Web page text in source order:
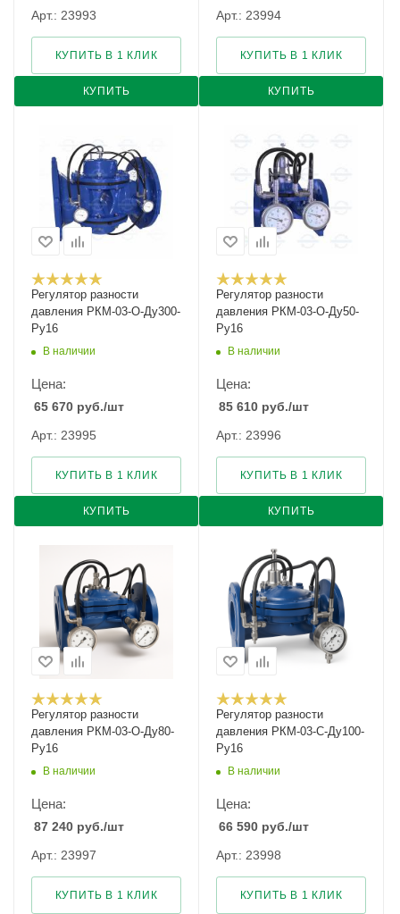
Арт.: 23993
КУПИТЬ
КУПИТЬ В 1 КЛИК
Арт.: 23994
КУПИТЬ
КУПИТЬ В 1 КЛИК
Регулятор разности
давления РКМ-03-О-Ду300-
Ру16
В наличии
Цена:
65 670 руб./шт
Арт.: 23995
КУПИТЬ
КУПИТЬ В 1 КЛИК
Регулятор разности
давления РКМ-03-О-Ду50-
Ру16
В наличии
Цена:
85 610 руб./шт
Арт.: 23996
КУПИТЬ
КУПИТЬ В 1 КЛИК
Регулятор разности
давления РКМ-03-О-Ду80-
Ру16
В наличии
Цена:
87 240 руб./шт
Арт.: 23997
КУПИТЬ В 1 КЛИК
Регулятор разности
давления РКМ-03-С-Ду100-
Ру16
В наличии
Цена:
66 590 руб./шт
Арт.: 23998
КУПИТЬ В 1 КЛИК